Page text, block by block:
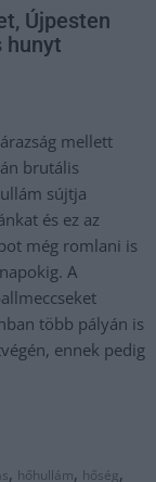
Újpesten
hunyt
mellett
brutális
sújtja
és ez az
még romlani is
A
több pályán is
ennek pedig
, hőhullám, hőség,